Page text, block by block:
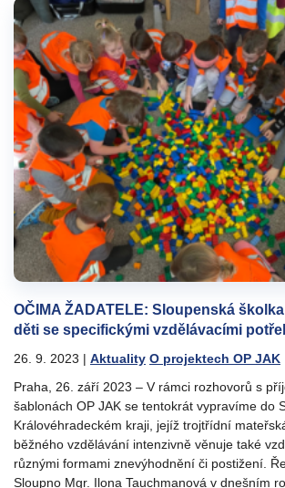
OČIMA ŽADATELE: Sloupenská
děti se specifickými vzdělávacími
26. 9. 2023 | Aktuality O projektech OP JAK
Praha, 26. září 2023 – V rámci rozhovorů s
šablonách OP JAK se tentokrát vypravíme do
Královéhradeckém kraji, jejíž trojtřídní
běžného vzdělávání intenzivně věnuje také
různými formami znevýhodnění či postižení.
Sloupno Mgr. Ilona Tauchmanová v dnešním